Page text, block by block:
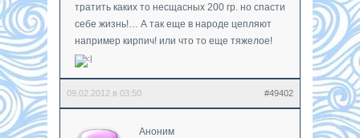
тратить каких то несщасных 200 гр. но спасти
себе жизнь!… А так еще в народе цепляют
например кирпич! или что то еще тяжелое!
09.02.2012 в 03:50 #49402
Аноним